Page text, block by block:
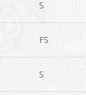
S
FS
S